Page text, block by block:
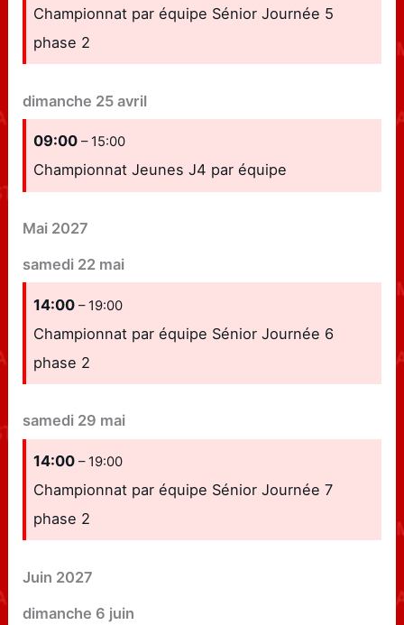
Championnat par équipe Sénior Journée 5
phase 2
dimanche 25 avril
09:00– 15:00
Championnat Jeunes J4 par équipe
Mai 2027
samedi 22 mai
14:00– 19:00
Championnat par équipe Sénior Journée 6
phase 2
samedi 29 mai
14:00– 19:00
Championnat par équipe Sénior Journée 7
phase 2
Juin 2027
dimanche 6 juin